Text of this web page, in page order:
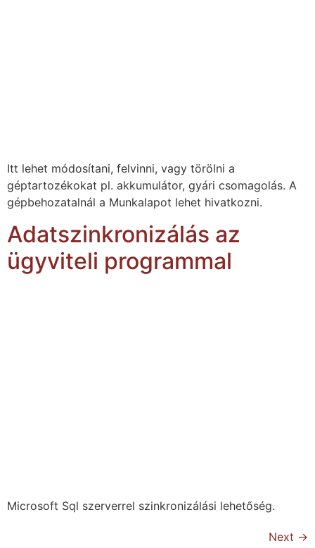
Itt lehet módosítani, felvinni, vagy törölni a
géptartozékokat pl. akkumulátor, gyári csomagolás. A
gépbehozatalnál a Munkalapot lehet hivatkozni.
Adatszinkronizálás az
ügyviteli programmal
Microsoft Sql szerverrel szinkronizálási lehetőség.
Next →